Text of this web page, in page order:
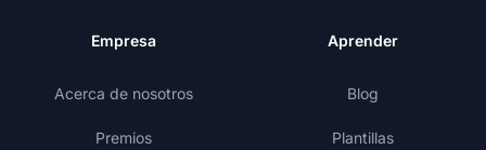
Empresa
Acerca de nosotros
Premios
Aprender
Blog
Plantillas